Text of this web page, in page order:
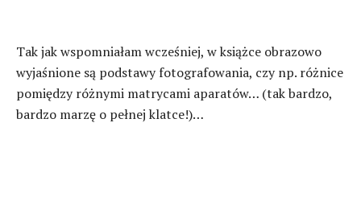
Tak jak wspomniałam wcześniej, w książce obrazowo
wyjaśnione są podstawy fotografowania, czy np. różnice
pomiędzy różnymi matrycami aparatów… (tak bardzo,
bardzo marzę o pełnej klatce!)…